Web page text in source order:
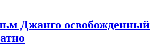
Джанго освобожденный